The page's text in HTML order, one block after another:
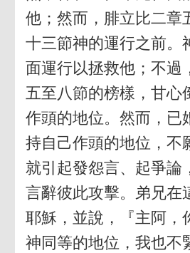
他；然而，腓立比二章
十三節神的運行之前。
面運行以拯救他；不過
五至八節的榜樣，甘心
作頭的地位。然而，已
持自己作頭的地位，不
就引起發怨言、起爭論
言辭彼此攻擊。弟兄在
耶穌，並說，『主阿，
神同等的地位，我也不